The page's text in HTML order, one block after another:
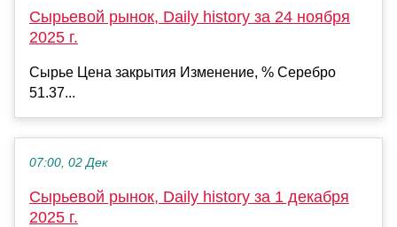
Сырьевой рынок, Daily history за 24 ноября
2025 г.
Сырье Цена закрытия Изменение, % Серебро
51.37...
07:00, 02 Дек
Сырьевой рынок, Daily history за 1 декабря
2025 г.